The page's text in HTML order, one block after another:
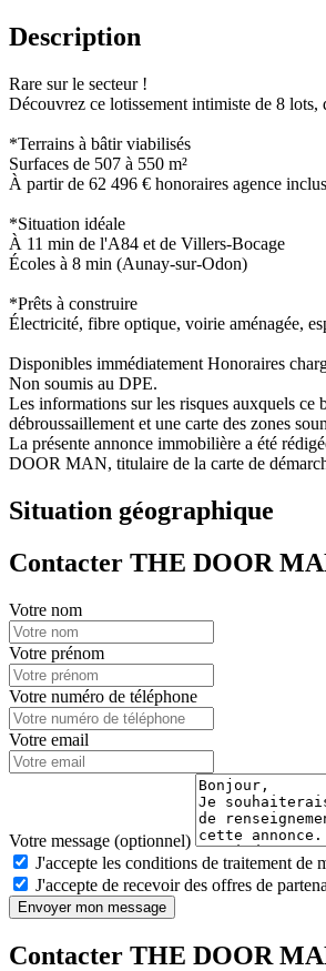
Description
Rare sur le secteur !
Découvrez ce lotissement intimiste de 8
*Terrains à bâtir viabilisés
Surfaces de 507 à 550 m²
À partir de 62 496 € honoraires agence inclus
*Situation idéale
À 11 min de l'A84 et de Villers-Bocage
Écoles à 8 min (Aunay-sur-Odon)
*Prêts à construire
Électricité, fibre optique, voirie aménagée,
Disponibles immédiatement Honoraires
Non soumis au DPE.
Les informations sur les risques auxquels ce
débroussaillement et une carte des zones
La présente annonce immobilière a été
DOOR MAN, titulaire de la carte de
Situation géographique
Contacter THE DOOR
Votre nom
Votre prénom
Votre numéro de téléphone
Votre email
Votre message (optionnel)
J'accepte les conditions de traitement de
J'accepte de recevoir des offres de
Envoyer mon message
Contacter THE DOOR